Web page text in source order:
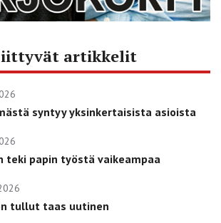
liittyvät artikkelit
syntyy yksinkertaisista asioista
teki papin työstä vaikeampaa
tullut taas uutinen